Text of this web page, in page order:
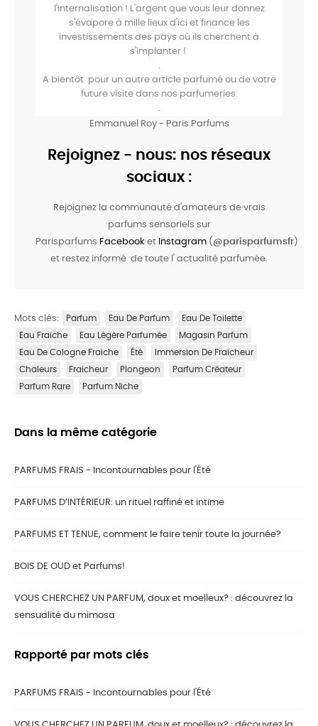
l'internalisation ! L'argent que vous leur donnez
s'évapore à mille lieux d'ici et finance les
investissements des pays où ils cherchent à
s'implanter !
A bientôt pour un autre article parfumé ou de votre
future visite dans nos parfumeries.
Emmanuel Roy - Paris Parfums
Rejoignez - nous: nos réseaux
sociaux :
Rejoignez la communauté d'amateurs de vrais
parfums sensoriels sur
Parisparfums Facebook et Instagram ( @parisparfumsfr)
et restez informé de toute l' actualité parfumée.
Mots clés: Parfum Eau De Parfum
Eau De Toilette
Eau Fraiche
Eau Légère Parfumée
Magasin Parfum
Eau De Cologne Fraiche
Été
Immersion De Fraicheur
Chaleurs
Fraicheur Plongeon
Parfum Créateur
Parfum Rare
Parfum Niche
Dans la même catégorie
PARFUMS FRAIS - Incontournables pour l'Été
PARFUMS D’INTÉRIEUR: un rituel raffiné et intime
PARFUMS ET TENUE, comment le faire tenir toute la journée?
BOIS DE OUD et Parfums!
VOUS CHERCHEZ UN PARFUM, doux et moelleux? : découvrez la
sensualité du mimosa
Rapporté par mots clés
PARFUMS FRAIS - Incontournables pour l'Été